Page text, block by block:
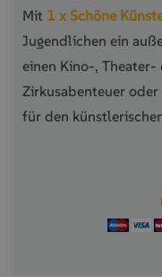
Mit 1 x Schöne
Jugendlichen ein
einen Kino-, Theater-
Zirkusabenteuer
für den